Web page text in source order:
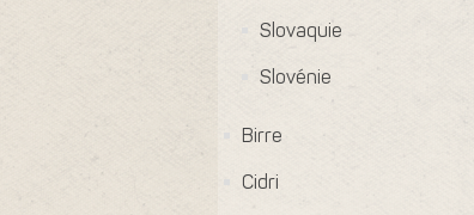
Slovaquie
Slovénie
Birre
Cidri